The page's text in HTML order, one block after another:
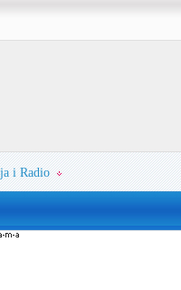
i Radio